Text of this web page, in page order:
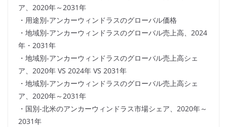
ア、2020年～2031年
・用途別-アンカーウィンドラスのグローバル価格
・地域別-アンカーウィンドラスのグローバル売上高、2024
年・2031年
・地域別-アンカーウィンドラスのグローバル売上高シェ
ア、2020年 VS 2024年 VS 2031年
・地域別-アンカーウィンドラスのグローバル売上高シェ
ア、2020年～2031年
・国別-北米のアンカーウィンドラス市場シェア、2020年～
2031年